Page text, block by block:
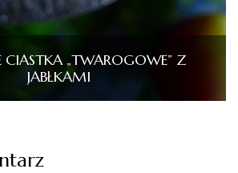
CIASTKA „TWAROGOWE” Z
JABŁKAMI